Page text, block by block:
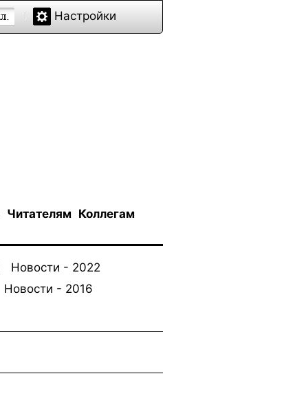
Настройки
Читателям Коллегам
Новости - 2022
Новости - 2016